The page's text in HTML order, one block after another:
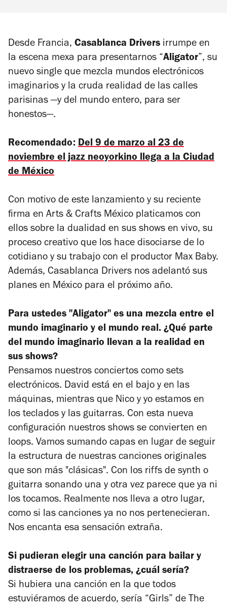
Desde Francia, Casablanca Drivers irrumpe en
la escena mexa para presentarnos “Aligator”, su
nuevo single que mezcla mundos electrónicos
imaginarios y la cruda realidad de las calles
parisinas —y del mundo entero, para ser
honestos—.
Recomendado: Del 9 de marzo al 23 de
noviembre el jazz neoyorkino llega a la Ciudad
de México
Con motivo de este lanzamiento y su reciente
firma en Arts & Crafts México platicamos con
ellos sobre la dualidad en sus shows en vivo, su
proceso creativo que los hace disociarse de lo
cotidiano y su trabajo con el productor Max Baby.
Además, Casablanca Drivers nos adelantó sus
planes en México para el próximo año.
Para ustedes "Aligator" es una mezcla entre el
mundo imaginario y el mundo real. ¿Qué parte
del mundo imaginario llevan a la realidad en
sus shows?
Pensamos nuestros conciertos como sets
electrónicos. David está en el bajo y en las
máquinas, mientras que Nico y yo estamos en
los teclados y las guitarras. Con esta nueva
configuración nuestros shows se convierten en
loops. Vamos sumando capas en lugar de seguir
la estructura de nuestras canciones originales
que son más "clásicas". Con los riffs de synth o
guitarra sonando una y otra vez parece que ya ni
los tocamos. Realmente nos lleva a otro lugar,
como si las canciones ya no nos pertenecieran.
Nos encanta esa sensación extraña.
Si pudieran elegir una canción para bailar y
distraerse de los problemas, ¿cuál sería?
Si hubiera una canción en la que todos
estuviéramos de acuerdo, sería “Girls” de The